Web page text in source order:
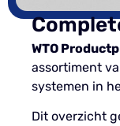
WTO
assortiment
systemen in
Dit overzicht